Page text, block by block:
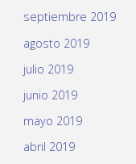
septiembre 2019
agosto 2019
julio 2019
junio 2019
mayo 2019
abril 2019